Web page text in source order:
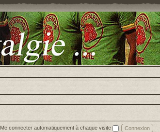
Me connecter automatiquement à chaque visite